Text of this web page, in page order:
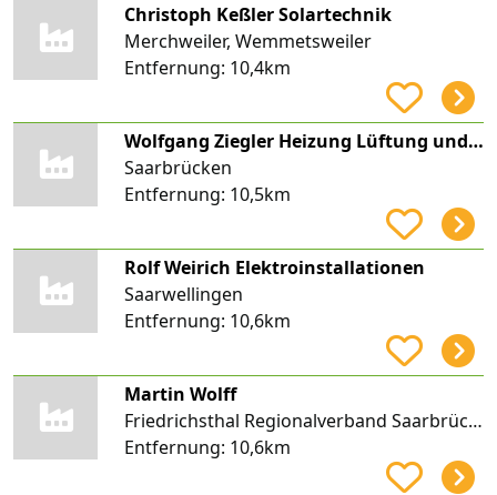
Christoph Keßler Solartechnik
Merchweiler, Wemmetsweiler
Entfernung: 10,4km
Wolfgang Ziegler Heizung Lüftung und Sanitär
Saarbrücken
Entfernung: 10,5km
Rolf Weirich Elektroinstallationen
Saarwellingen
Entfernung: 10,6km
Martin Wolff
Friedrichsthal Regionalverband Saarbrücken, Bildstock
Entfernung: 10,6km